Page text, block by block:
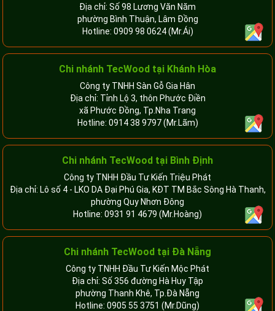
Địa chỉ: Số 98 Lương Văn Năm
phường Bình Thuận, Lâm Đồng
Hotline: 0909 98 0624(Mr.Ái)
Chi nhánh TecWood tại Khánh Hòa
Công ty TNHH Sàn Gỗ Gia Hân
Địa chỉ: Tỉnh Lộ 3, thôn Phước Điền
xã Phước Đồng, Tp.Nha Trang
Hotline: 0914 38 9797(Mr.Lãm)
Chi nhánh TecWood tại Bình Định
Công ty TNHH Đầu Tư Kiến Triệu Phát
Địa chỉ: Lô số 4 - LKO DA Đại Phú Gia, KĐT TM Bắc Sông Hà Thanh,
phường Quy Nhơn Đông
Hotline: 0931 91 4679 (Mr.Hoàng)
Chi nhánh TecWood tại Đà Nẵng
Công ty TNHH Đầu Tư Kiến Mộc Phát
Địa chỉ: Số 356 đường Hà Huy Tập
phường Thanh Khê, Tp.Đà Nẵng
Hotline: 0905 55 3751 (Mr.Dũng)